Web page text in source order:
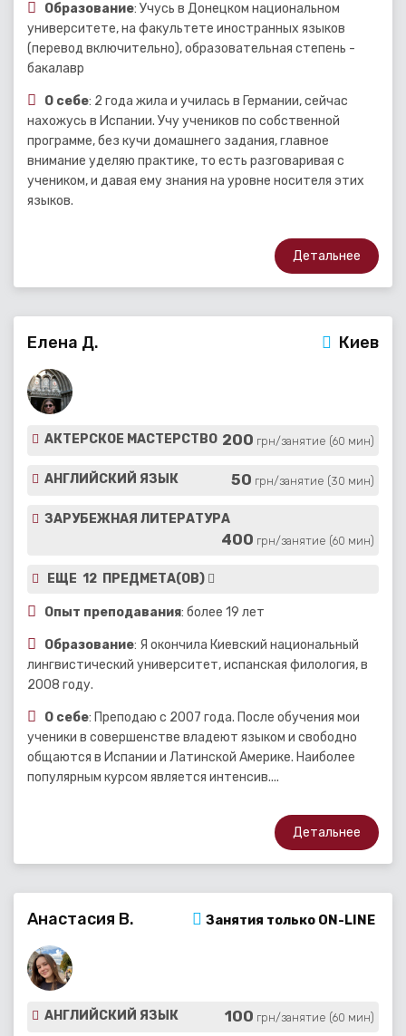
Образование: Учусь в Донецком национальном
университете, на факультете иностранных языков
(перевод включительно), образовательная степень -
бакалавр
О себе: 2 года жила и училась в Германии, сейчас
нахожусь в Испании. Учу учеников по собственной
программе, без кучи домашнего задания, главное
внимание уделяю практике, то есть разговаривая с
учеником, и давая ему знания на уровне носителя этих
языков.
Детальнее
Елена Д. Киев
АКТЕРСКОЕ МАСТЕРСТВО 200 грн/занятие (60 мин)
АНГЛИЙСКИЙ ЯЗЫК 50 грн/занятие (30 мин)
ЗАРУБЕЖНАЯ ЛИТЕРАТУРА
400 грн/занятие (60 мин)
ЕЩЕ 12 ПРЕДМЕТА(ОВ)
Опыт преподавания: более 19 лет
Образование: Я окончила Киевский национальный
лингвистический университет, испанская филология, в
2008 году.
О себе: Преподаю с 2007 года. После обучения мои
ученики в совершенстве владеют языком и свободно
общаются в Испании и Латинской Америке. Наиболее
популярным курсом является интенсив....
Детальнее
Анастасия В. Занятия только ON-LINE
АНГЛИЙСКИЙ ЯЗЫК 100 грн/занятие (60 мин)